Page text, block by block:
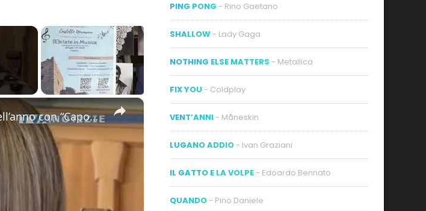
×
Catania. Tutto pronto per festeggiare l’ultimo giorno dell’anno con “Capodanno in Musica” in dirett
PING PONG - Rino Gaetano
SHALLOW - Lady Gaga
NOTHING ELSE MATTERS - Metallica
FIX YOU - Coldplay
VENT’ANNI - Måneskin
LUGANO ADDIO - Ivan Graziani
IL GATTO E LA VOLPE - Edoardo Bennato
QUANDO - Pino Daniele